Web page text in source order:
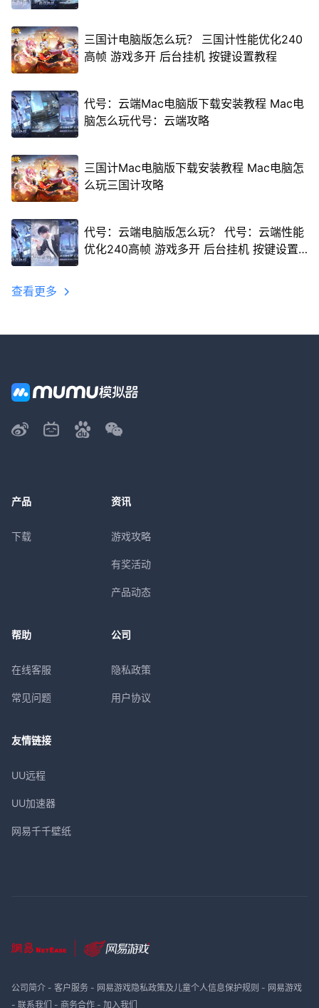
三国计电脑版怎么玩？ 三国计性能优化240
高帧 游戏多开 后台挂机 按键设置教程
代号：云端Mac电脑版下载安装教程 Mac电
脑怎么玩代号：云端攻略
三国计Mac电脑版下载安装教程 Mac电脑怎
么玩三国计攻略
代号：云端电脑版怎么玩？ 代号：云端性能
优化240高帧 游戏多开 后台挂机 按键设置
查看更多
产品
下载
资讯
游戏攻略
有奖活动
产品动态
帮助
在线客服
常见问题
公司
隐私政策
用户协议
友情链接
UU远程
UU加速器
网易千千壁纸
公司简介- 客户服务- 网易游戏隐私政策及儿童个人信息保护规则 - 网易游戏
- 联系我们 - 商务合作- 加入我们